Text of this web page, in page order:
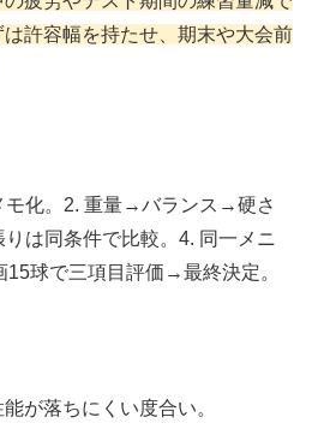
許容幅を持たせ、期末や大会前
モ化。2. 重量→バランス→硬さ
は同条件で比較。4. 同一メニ
15球で三項目評価→最終決定。
が落ちにくい度合い。